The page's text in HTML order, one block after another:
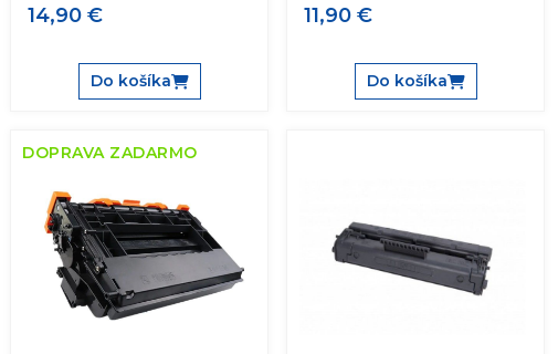
14,90 €
Do košíka
11,90 €
Do košíka
DOPRAVA ZADARMO